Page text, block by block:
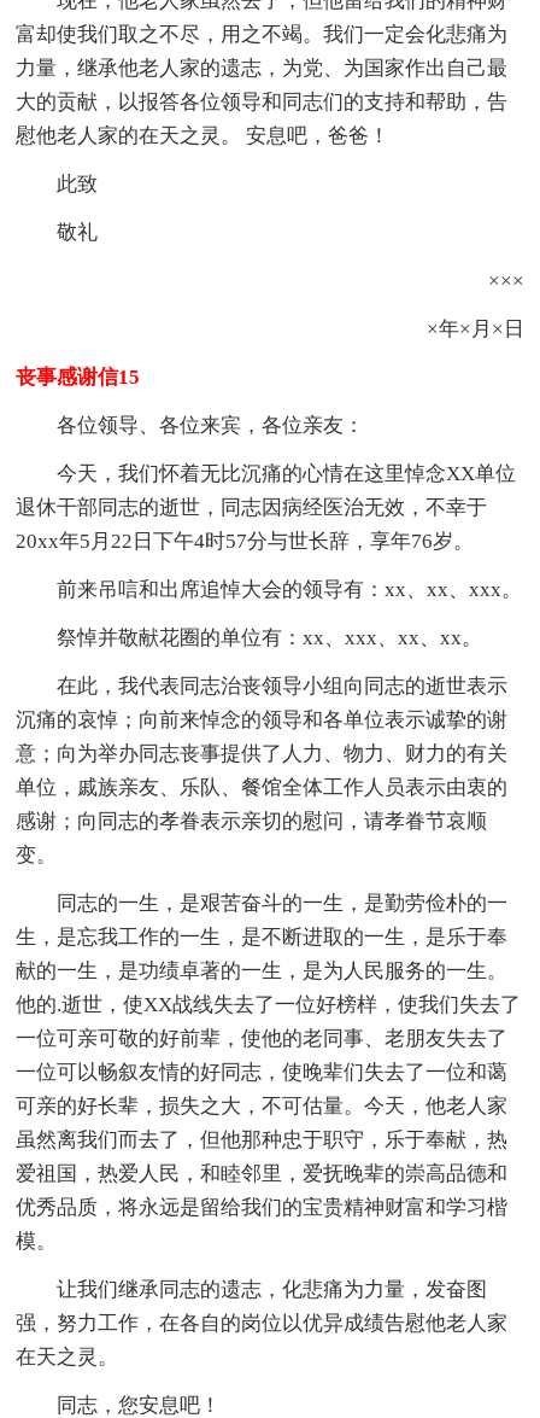
富却使我们取之不尽，用之不竭。我们一定会化悲痛为
力量，继承他老人家的遗志，为党、为国家作出自己最
大的贡献，以报答各位领导和同志们的支持和帮助，告
慰他老人家的在天之灵。 安息吧，爸爸！
此致
敬礼
×××
×年×月×日
丧事感谢信15
各位领导、各位来宾，各位亲友：
今天，我们怀着无比沉痛的心情在这里悼念XX单位
退休干部同志的逝世，同志因病经医治无效，不幸于
20xx年5月22日下午4时57分与世长辞，享年76岁。
前来吊唁和出席追悼大会的领导有：xx、xx、xxx。
祭悼并敬献花圈的单位有：xx、xxx、xx、xx。
在此，我代表同志治丧领导小组向同志的逝世表示
沉痛的哀悼；向前来悼念的领导和各单位表示诚挚的谢
意；向为举办同志丧事提供了人力、物力、财力的有关
单位，戚族亲友、乐队、餐馆全体工作人员表示由衷的
感谢；向同志的孝眷表示亲切的慰问，请孝眷节哀顺
变。
同志的一生，是艰苦奋斗的一生，是勤劳俭朴的一
生，是忘我工作的一生，是不断进取的一生，是乐于奉
献的一生，是功绩卓著的一生，是为人民服务的一生。
他的.逝世，使XX战线失去了一位好榜样，使我们失去了
一位可亲可敬的好前辈，使他的老同事、老朋友失去了
一位可以畅叙友情的好同志，使晚辈们失去了一位和蔼
可亲的好长辈，损失之大，不可估量。今天，他老人家
虽然离我们而去了，但他那种忠于职守，乐于奉献，热
爱祖国，热爱人民，和睦邻里，爱抚晚辈的崇高品德和
优秀品质，将永远是留给我们的宝贵精神财富和学习楷
模。
让我们继承同志的遗志，化悲痛为力量，发奋图
强，努力工作，在各自的岗位以优异成绩告慰他老人家
在天之灵。
同志，您安息吧！